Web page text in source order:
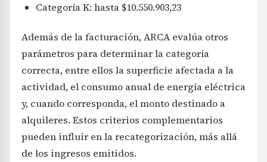
Categoría K: hasta $10.550.903,23
Además de la facturación, ARCA evalúa otros
parámetros para determinar la categoría
correcta, entre ellos la superficie afectada a la
actividad, el consumo anual de energía eléctrica
y, cuando corresponda, el monto destinado a
alquileres. Estos criterios complementarios
pueden influir en la recategorización, más allá
de los ingresos emitidos.